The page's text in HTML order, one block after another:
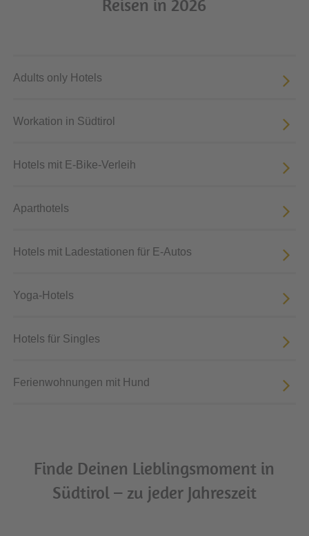
Adults only Hotels
Workation in Südtirol
Hotels mit E-Bike-Verleih
Aparthotels
Hotels mit Ladestationen für E-Autos
Yoga-Hotels
Hotels für Singles
Ferienwohnungen mit Hund
Finde Deinen Lieblingsmoment in
Südtirol – zu jeder Jahreszeit